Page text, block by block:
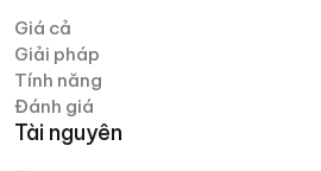
chạy trên Facebook. Trình duyệt
có thể tùy chỉnh dễ dàng – chỉ mất
đặt đến lúc mở hồ sơ làm việc. Một
Dolphin là đội ngũ luôn sẵn sàng
vụ thường xuyên được cập nhật và
Giá cả
Giải pháp
Tính năng
Đánh giá
Tài nguyên